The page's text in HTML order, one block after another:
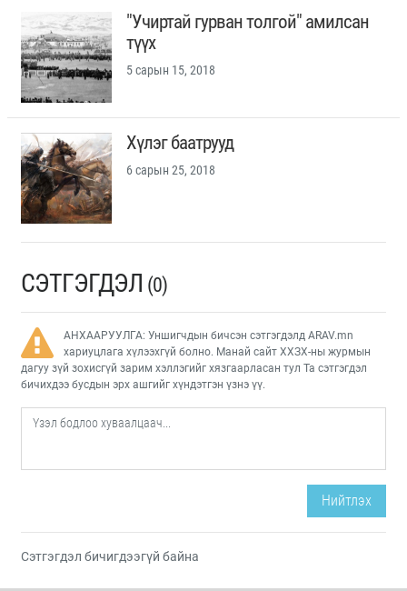
"Учиртай гурван толгой" амилсан
түүх
5 сарын 15, 2018
Хүлэг баатрууд
6 сарын 25, 2018
СЭТГЭГДЭЛ (0)
АНХААРУУЛГА: Уншигчдын бичсэн сэтгэгдэлд ARAV.mn
хариуцлага хүлээхгүй болно. Манай сайт ХХЗХ-ны журмын
дагуу зүй зохисгүй зарим хэллэгийг хязгаарласан тул Та сэтгэгдэл
бичихдээ бусдын эрх ашгийг хүндэтгэн үзнэ үү.
Нийтлэх
Сэтгэгдэл бичигдээгүй байна